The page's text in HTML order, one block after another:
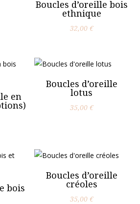
Boucles d’oreille bois
ethnique
32,00 €
en
Boucles d’oreille
lotus
35,00 €
bois
Boucles d’oreille
créoles
35,00 €